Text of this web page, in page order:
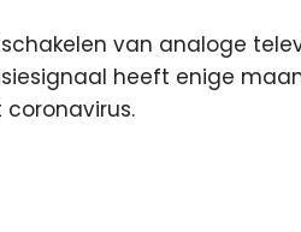
van analoge
heeft enige